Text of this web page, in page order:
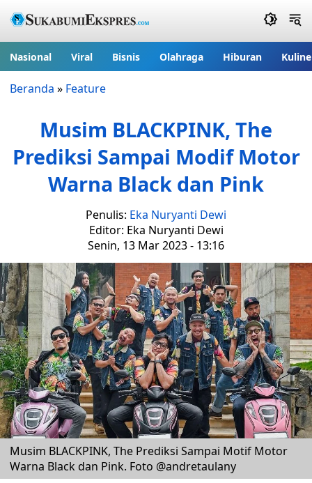
Nasional Viral Bisnis Olahraga Hiburan
Beranda » Feature
Musim BLACKPINK, The
Prediksi Sampai Modif Motor
Warna Black dan Pink
Penulis: Eka Nuryanti Dewi
Editor: Eka Nuryanti Dewi
Senin, 13 Mar 2023 - 13:16
Musim BLACKPINK, The Prediksi Sampai Motif Motor
Warna Black dan Pink. Foto @andretaulany